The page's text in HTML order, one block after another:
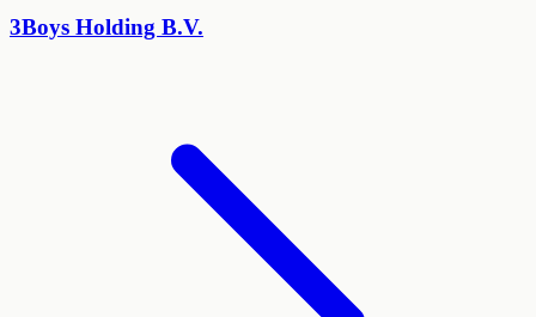
3Boys Holding B.V.